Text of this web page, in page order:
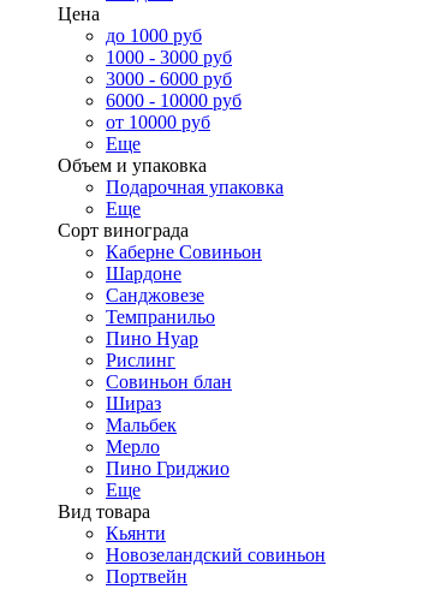
Цена
до 1000 руб
1000 - 3000 руб
3000 - 6000 руб
6000 - 10000 руб
от 10000 руб
Еще
Объем и упаковка
Подарочная упаковка
Еще
Сорт винограда
Каберне Совиньон
Шардоне
Санджовезе
Темпранильо
Пино Нуар
Рислинг
Совиньон блан
Шираз
Мальбек
Мерло
Пино Гриджио
Еще
Вид товара
Кьянти
Новозеландский совиньон
Портвейн